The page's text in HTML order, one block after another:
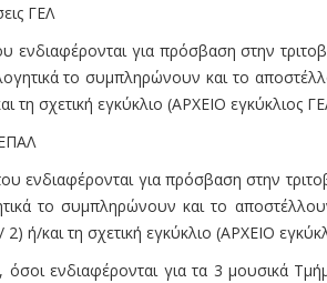
ΓΕΛ
ενδιαφέρονται για πρόσβαση στην
το συμπληρώνουν και το
τη σχετική εγκύκλιο (ΑΡΧΕΙΟ εγκύκλιος
ενδιαφέρονται για πρόσβαση στην
το συμπληρώνουν και το
ή/και τη σχετική εγκύκλιο (ΑΡΧΕΙΟ
όσοι ενδιαφέρονται για τα 3 μουσικά